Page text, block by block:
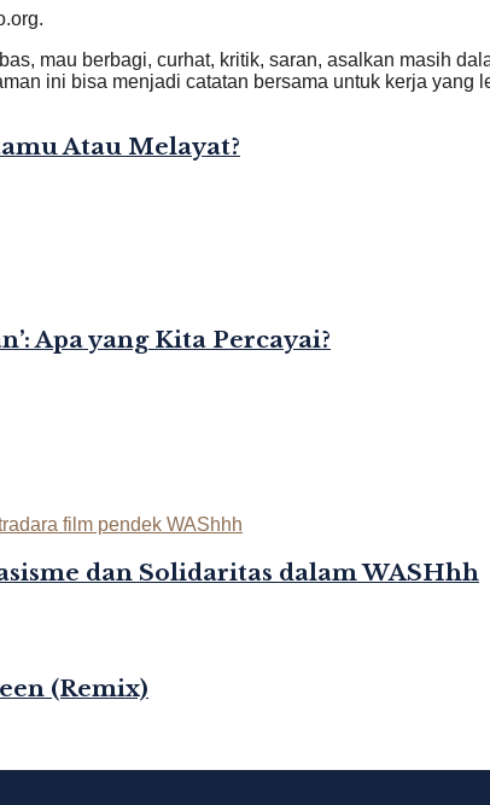
Atau Melayat?
mau berbagi, curhat, kritik, saran, asalkan masih
ini bisa menjadi catatan bersama untuk kerja yang
Apa yang Kita Percayai?
dan Solidaritas dalam WASHhh
(Remix)